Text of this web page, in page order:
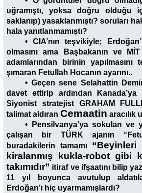
uğramıştı, yoksa doğru olduğu
saklanıp) yasaklanmıştı? soruları
hala yanıtlanmamıştı?
• CIA’nın teşvikiyle;
olmasını ama Başbakanın ve
adamlarından birinin
şımaran Fetullah Hocanın ayarını..
• Geçen sene Selahattin
davet ettirip ardından
Siyonist stratejist GRAHAM
talimat aldıran Cemaatin aracılık
• Pensilvanya’ya sokulan ve
çalışan bir TÜRK ajanın
buradakilerin tamamı “Beyinleri
kiralanmış kukla-robot gibi
takımıdır” itiraf ve ifşaatını bilip
11 yıl boyunca avutulup
Erdoğan’ı hiç uyarmamışlardı?